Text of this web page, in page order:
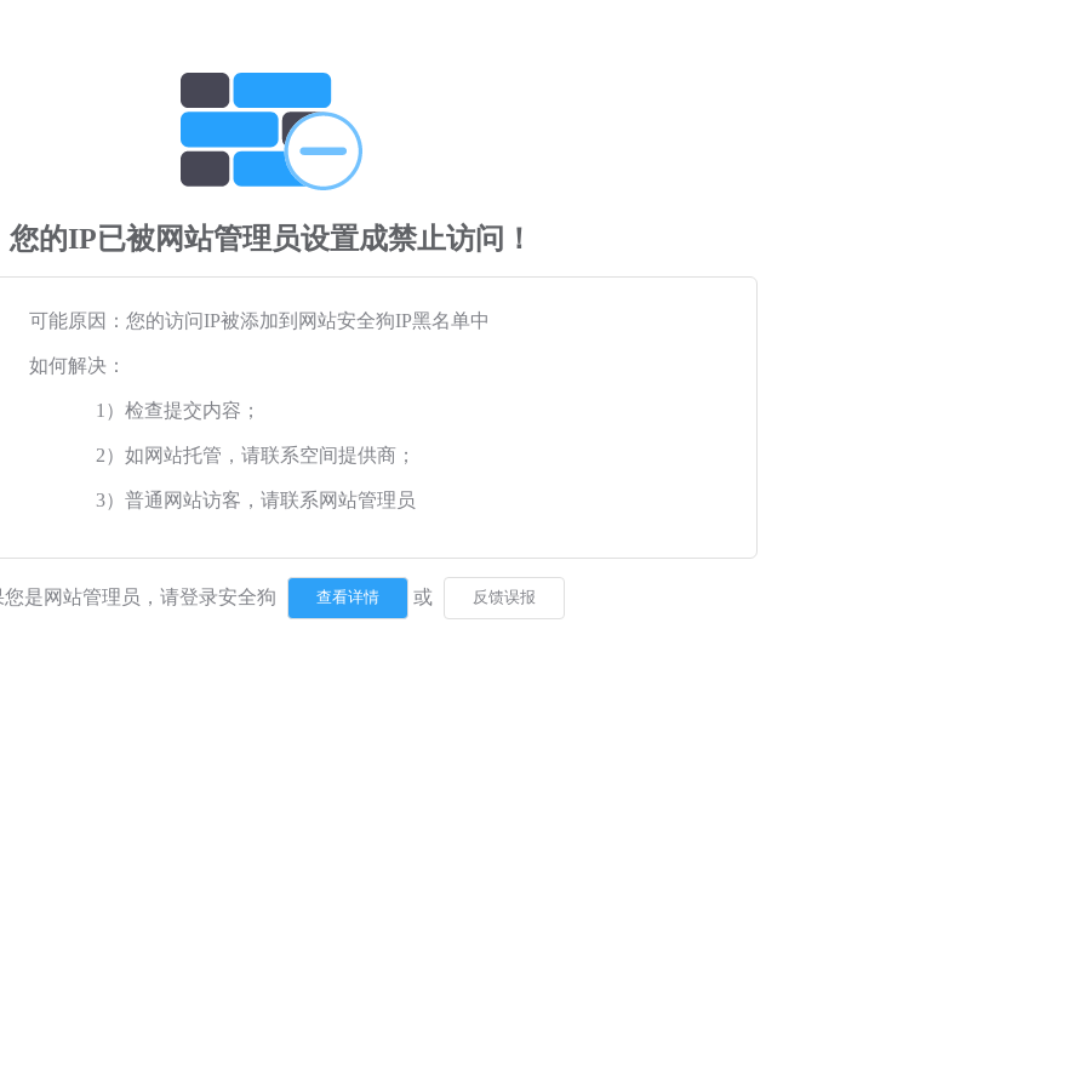
您的IP已被网站管理员设置成禁止访问！
可能原因：您的访问IP被添加到网站安全狗IP黑名单中
如何解决：
1）检查提交内容；
2）如网站托管，请联系空间提供商；
3）普通网站访客，请联系网站管理员
您是网站管理员，请登录安全狗 或